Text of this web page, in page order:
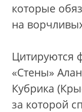
которые
на
Цитируются
«Стены»
Кубрика
за которой